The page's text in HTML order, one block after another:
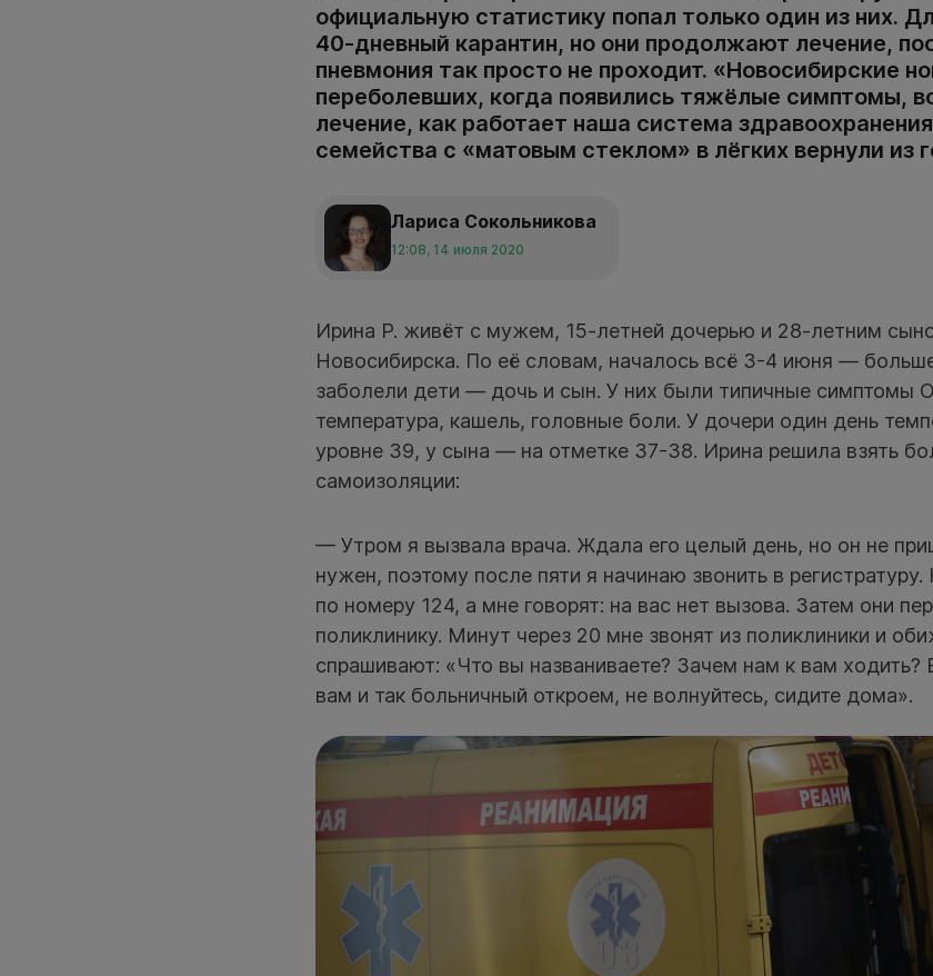
официальную статистику попал только один из них.
40-дневный карантин, но они продолжают лечение,
пневмония так просто не проходит. «Новосибирские
переболевших, когда появились тяжёлые симптомы,
лечение, как работает наша система
семейства с «матовым стеклом» в лёгких вернули из
Лариса Сокольникова
12:08, 14 июля 2020
Ирина Р. живёт с мужем, 15-летней дочерью и 28-летним
Новосибирска. По её словам, началось всё 3-4 июня —
заболели дети — дочь и сын. У них были типичные симптомы
температура, кашель, головные боли. У дочери один день
уровне 39, у сына — на отметке 37-38. Ирина решила взять
самоизоляции:
— Утром я вызвала врача. Ждала его целый день, но он не
нужен, поэтому после пяти я начинаю звонить в
по номеру 124, а мне говорят: на вас нет вызова. Затем они
поликлинику. Минут через 20 мне звонят из поликлиники и
спрашивают: «Что вы названиваете? Зачем нам к вам
вам и так больничный откроем, не волнуйтесь, сидите дома».